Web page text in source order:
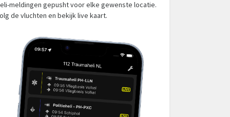
meldingen gepusht voor elke gewenste locatie.
de vluchten en bekijk live kaart.